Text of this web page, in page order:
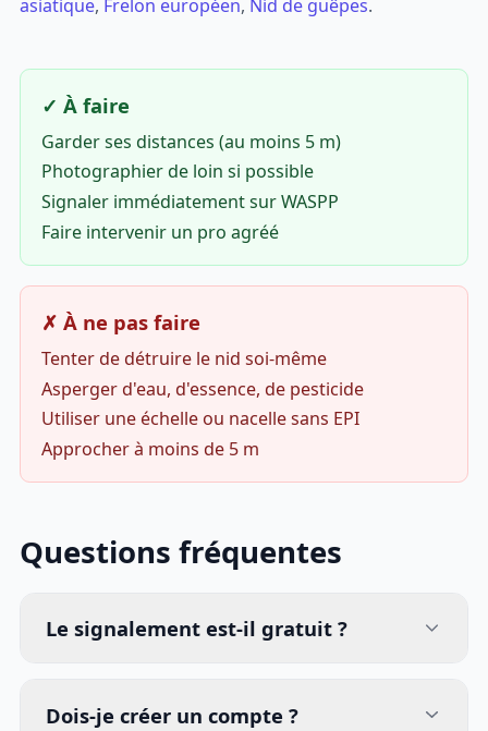
asiatique, Frelon européen, Nid de guêpes.
✓ À faire
Garder ses distances (au moins 5 m)
Photographier de loin si possible
Signaler immédiatement sur WASPP
Faire intervenir un pro agréé
✗ À ne pas faire
Tenter de détruire le nid soi-même
Asperger d'eau, d'essence, de pesticide
Utiliser une échelle ou nacelle sans EPI
Approcher à moins de 5 m
Questions fréquentes
Le signalement est-il gratuit ?
Dois-je créer un compte ?